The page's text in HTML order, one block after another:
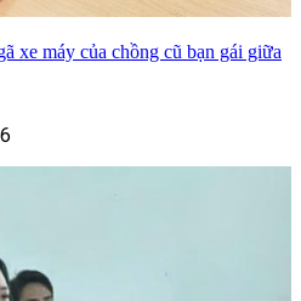
xe máy của chồng cũ bạn gái giữa